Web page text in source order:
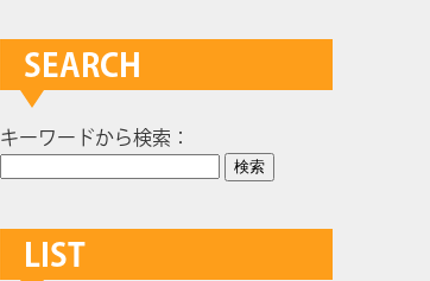
SEARCH
キーワードから検索：
LIST